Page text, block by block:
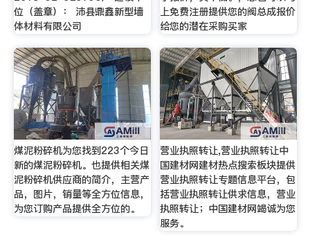
位（盖章）： 沛县鼎鑫新型墙
体材料有限公司
上免费注册提供您的阀总成报价
给您的潜在采购买家
煤泥粉碎机为您找到223个今日
新的煤泥粉碎机。也提供相关煤
泥粉碎机供应商的简介，主营产
品，图片，销量等全方位信息，
为您订购产品提供全方位的。
营业执照转让,营业执照转让中
国建材网建材热点搜索板块提供
营业执照转让专题信息平台，包
括营业执照转让供求信息，营业
执照转让；中国建材网竭诚为您
服务。